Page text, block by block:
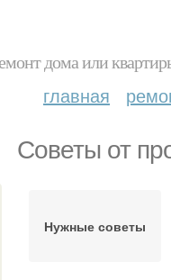
дома или
главная
Советы от
Нужные советы